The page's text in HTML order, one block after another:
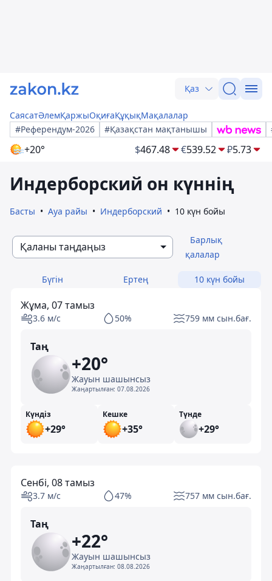
Қаз
СаясатӘлемҚаржыОқиғаҚұқықМақалалар
#Референдум-2026
#Қазақстан мақтанышы
+20° $467.48 €539.52 ₽5.73
Индерборский он күннің
Басты Ауа райы Индерборский 10 күн бойы
Қаланы таңдаңыз
Барлық
қалалар
Бүгін Ертең 10 күн бойы
Жұма, 07 тамыз
3.6 м/с 50% 759 мм сын.бағ.
Таң
+20°
Жауын шашынсыз
Жаңартылған: 07.08.2026
Күндіз
+29°
Кешке
+35°
Түнде
+29°
Сенбі, 08 тамыз
3.7 м/с 47% 757 мм сын.бағ.
Таң
+22°
Жауын шашынсыз
Жаңартылған: 08.08.2026